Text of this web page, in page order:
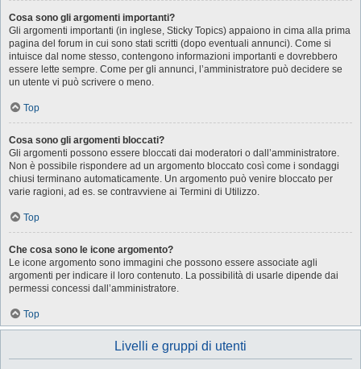
Cosa sono gli argomenti importanti?
Gli argomenti importanti (in inglese, Sticky Topics) appaiono in cima alla prima
pagina del forum in cui sono stati scritti (dopo eventuali annunci). Come si
intuisce dal nome stesso, contengono informazioni importanti e dovrebbero
essere lette sempre. Come per gli annunci, l’amministratore può decidere se
un utente vi può scrivere o meno.
Top
Cosa sono gli argomenti bloccati?
Gli argomenti possono essere bloccati dai moderatori o dall’amministratore.
Non è possibile rispondere ad un argomento bloccato così come i sondaggi
chiusi terminano automaticamente. Un argomento può venire bloccato per
varie ragioni, ad es. se contravviene ai Termini di Utilizzo.
Top
Che cosa sono le icone argomento?
Le icone argomento sono immagini che possono essere associate agli
argomenti per indicare il loro contenuto. La possibilità di usarle dipende dai
permessi concessi dall’amministratore.
Top
Livelli e gruppi di utenti